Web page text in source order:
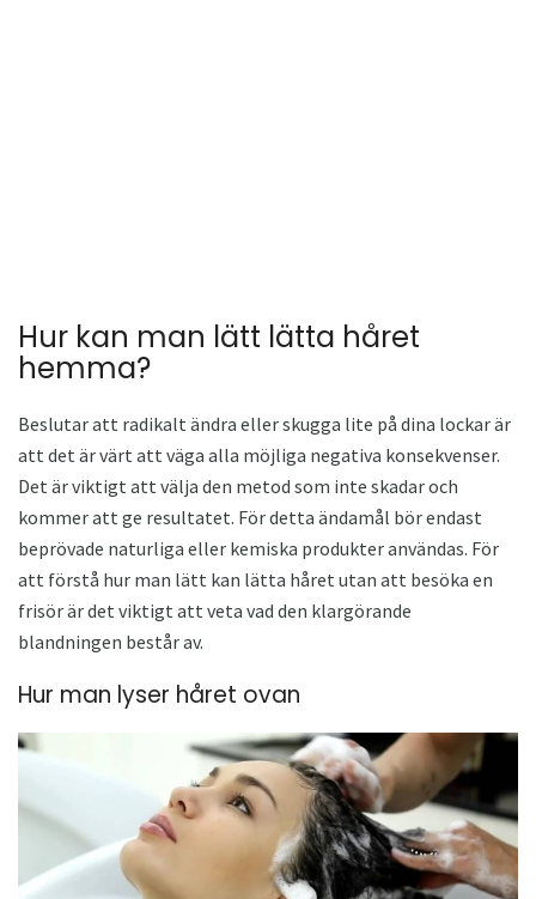
Hur kan man lätt lätta håret
hemma?
Beslutar att radikalt ändra eller skugga lite på dina lockar är
att det är värt att väga alla möjliga negativa konsekvenser.
Det är viktigt att välja den metod som inte skadar och
kommer att ge resultatet. För detta ändamål bör endast
beprövade naturliga eller kemiska produkter användas. För
att förstå hur man lätt kan lätta håret utan att besöka en
frisör är det viktigt att veta vad den klargörande
blandningen består av.
Hur man lyser håret ovan